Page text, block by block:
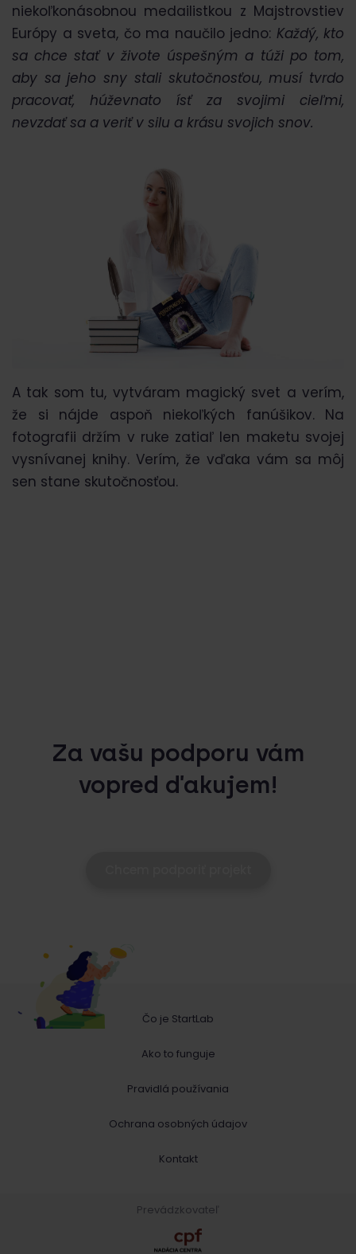
niekoľkonásobnou medailistkou z Majstrovstiev
Európy a sveta, čo ma naučilo jedno: Každý, kto
sa chce stať v živote úspešným a túži po tom,
aby sa jeho sny stali skutočnosťou, musí tvrdo
pracovať, húževnato ísť za svojimi cieľmi,
nevzdať sa a veriť v silu a krásu svojich snov.
A tak som tu, vytváram magický svet a verím,
že si nájde aspoň niekoľkých fanúšikov. Na
fotografii držím v ruke zatiaľ len maketu svojej
vysnívanej knihy. Verím, že vďaka vám sa môj
sen stane skutočnosťou.
Za vašu podporu vám
vopred ďakujem!
Čo je StartLab
Ako to funguje
Pravidlá používania
Ochrana osobných údajov
Kontakt
Prevádzkovateľ